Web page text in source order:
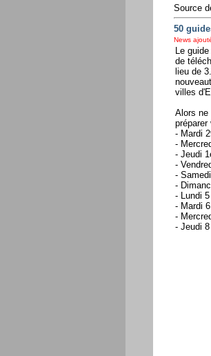
Source
50
News
Le
de
lieu de
villes
Alors ne
- Mardi
-
- Jeudi
-
-
-
- Lundi
- Mardi
-
- Jeudi